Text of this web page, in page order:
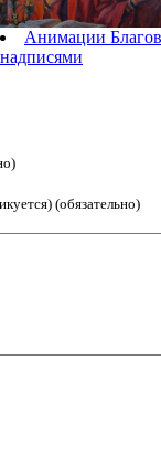
Анимации
надписями
(обязательно)